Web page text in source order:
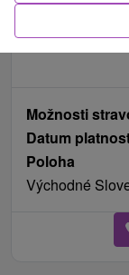
Fotografie od
Možnosti
Datum
Poloha
Východné